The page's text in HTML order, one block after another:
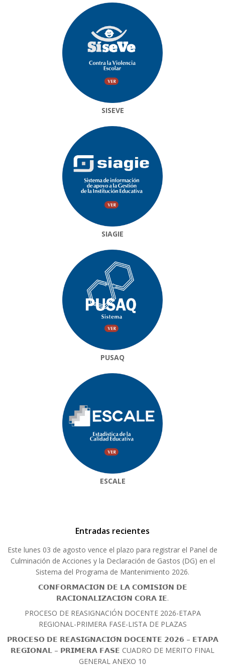
SISEVE
SIAGIE
PUSAQ
ESCALE
Entradas recientes
Este lunes 03 de agosto vence el plazo para registrar el Panel de
Culminación de Acciones y la Declaración de Gastos (DG) en el
Sistema del Programa de Mantenimiento 2026.
𝗖𝗢𝗡𝗙𝗢𝗥𝗠𝗔𝗖𝗜𝗢́𝗡 𝗗𝗘 𝗟𝗔 𝗖𝗢𝗠𝗜𝗦𝗜𝗢́𝗡 𝗗𝗘
𝗥𝗔𝗖𝗜𝗢𝗡𝗔𝗟𝗜𝗭𝗔𝗖𝗜𝗢́𝗡 𝗖𝗢𝗥𝗔 𝗜𝗘.
PROCESO DE REASIGNACIÓN DOCENTE 2026-ETAPA
REGIONAL-PRIMERA FASE-LISTA DE PLAZAS
𝗣𝗥𝗢𝗖𝗘𝗦𝗢 𝗗𝗘 𝗥𝗘𝗔𝗦𝗜𝗚𝗡𝗔𝗖𝗜𝗢́𝗡 𝗗𝗢𝗖𝗘𝗡𝗧𝗘 𝟮𝟬𝟮𝟲 – 𝗘𝗧𝗔𝗣𝗔
𝗥𝗘𝗚𝗜𝗢𝗡𝗔𝗟 – 𝗣𝗥𝗜𝗠𝗘𝗥𝗔 𝗙𝗔𝗦𝗘 CUADRO DE MERITO FINAL
GENERAL ANEXO 10